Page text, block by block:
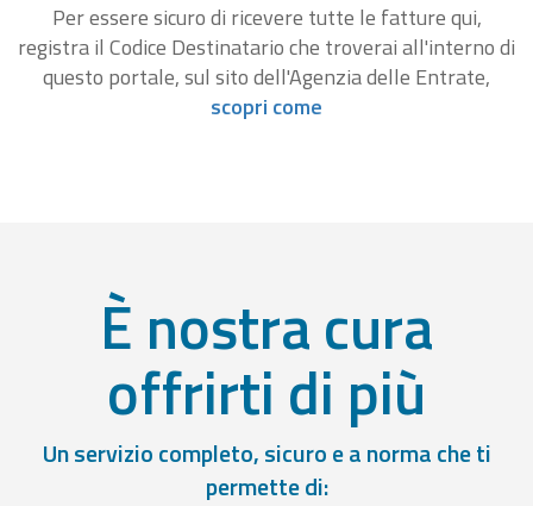
Per essere sicuro di ricevere tutte le fatture qui,
registra il Codice Destinatario che troverai all'interno di
questo portale, sul sito dell'Agenzia delle Entrate,
scopri come
È nostra cura
offrirti di più
Un servizio completo, sicuro e a norma che ti
permette di: